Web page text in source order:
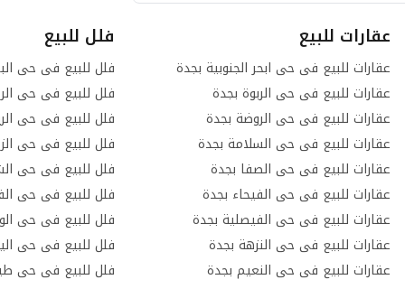
عقارات للبيع
عقارات للبيع فى حى ابحر الجنوبية بجدة
عقارات للبيع فى حى الربوة بجدة
عقارات للبيع فى حى الروضة بجدة
عقارات للبيع فى حى السلامة بجدة
عقارات للبيع فى حى الصفا بجدة
عقارات للبيع فى حى الفيحاء بجدة
عقارات للبيع فى حى الفيصلية بجدة
عقارات للبيع فى حى النزهة بجدة
عقارات للبيع فى حى النعيم بجدة
فلل للبيع
فلل للبيع فى حى
فلل للبيع فى حى
فلل للبيع فى حى
فلل للبيع فى حى
فلل للبيع فى حى
فلل للبيع فى حى
فلل للبيع فى حى
فلل للبيع فى حى
فلل للبيع فى حى